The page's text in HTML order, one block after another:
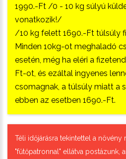
1990.-Ft /0 - 10 kg súlyú
vonatkozik!/
/10 kg felett 1690.-Ft túlsúly
Minden 10kg-ot meghaladó
esetén, még ha eléri a
Ft-ot, és ezáltal ingyenes
csomagnak, a túlsúly miatt a
ebben az esetben 1690.-Ft.
Téli időjárásra tekintettel a növény
"fűtőpatronnal" ellátva postázunk,